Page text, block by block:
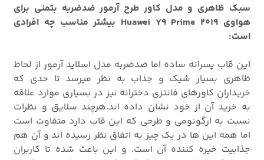
سبک ظاهری و مدل کاور طرح آرمور ضدضربه بتمنی برای
هواوی Huawei Y9 Prime 2019 بیشتر مناسب چه افرادی
است:
این قاب پسرانه ساده اما ضدضربه مدل اسلاید آرمور از لحاظ
ظاهری بسیار شیک و جذاب به نظر میرسد تا حدی که
خریداران کاورهای فانتزی دخترانه نیز در بسیاری موارد علاقه
به خرید آن از خود نشان داده اند.هرچند سلایق و نظرات
نسبت به ارگونومی و طرحی که این قاب دارد متفاوت است
اما همه این ها در یک چیز به اتفاق نظر رسیده اند و آن هم
جذابیت خیره کننده آن است. و این باعث شده تا کاربران